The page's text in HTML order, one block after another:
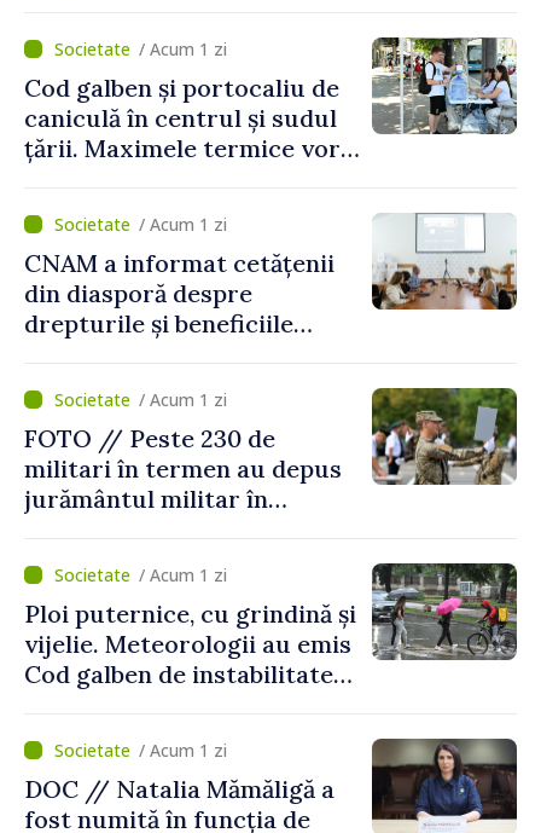
/ Acum 1 zi
Cod galben și portocaliu de
caniculă în centrul și sudul
țării. Maximele termice vor
/ Acum 1 zi
CNAM a informat cetățenii
din diasporă despre
drepturile și beneficiile
/ Acum 1 zi
FOTO // Peste 230 de
militari în termen au depus
jurământul militar în
/ Acum 1 zi
Ploi puternice, cu grindină și
vijelie. Meteorologii au emis
Cod galben de instabilitate
/ Acum 1 zi
DOC // Natalia Mămăligă a
fost numită în funcția de